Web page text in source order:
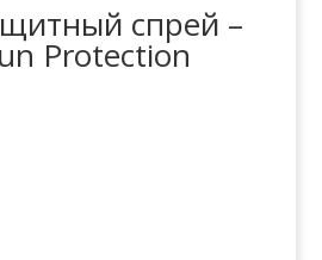
спрей –
Protection